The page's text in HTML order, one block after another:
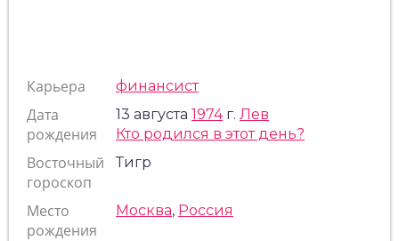
Карьера финансист
Дата
рождения
13 августа 1974г. Лев
Кто родился в этот день?
Восточный
гороскоп
Тигр
Место
рождения
Москва, Россия